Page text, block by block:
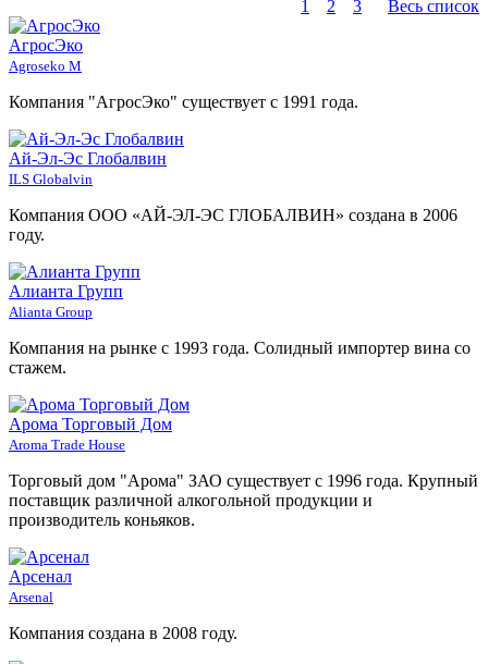
1
2 3 Весь список
АгросЭко
Agroseko M
Компания "АгросЭко" существует с 1991 года.
Ай-Эл-Эс Глобалвин
ILS Globalvin
Компания ООО «АЙ-ЭЛ-ЭС ГЛОБАЛВИН» создана в 2006
году.
Алианта Групп
Alianta Group
Компания на рынке с 1993 года. Солидный импортер вина со
стажем.
Арома Торговый Дом
Aroma Trade House
Торговый дом "Арома" ЗАО существует с 1996 года. Крупный
поставщик различной алкогольной продукции и
производитель коньяков.
Арсенал
Arsenal
Компания создана в 2008 году.